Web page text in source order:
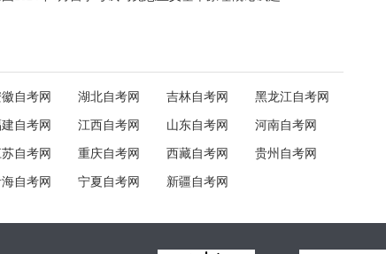
自考网 湖北自考网 吉林自考网 黑龙江自考网
自考网 江西自考网 山东自考网 河南自考网
自考网 重庆自考网 西藏自考网 贵州自考网
自考网 宁夏自考网 新疆自考网